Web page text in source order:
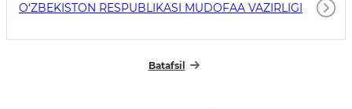
O‘ZBEKISTON RESPUBLIKASI MUDOFAA VAZIRLIGI
Batafsil